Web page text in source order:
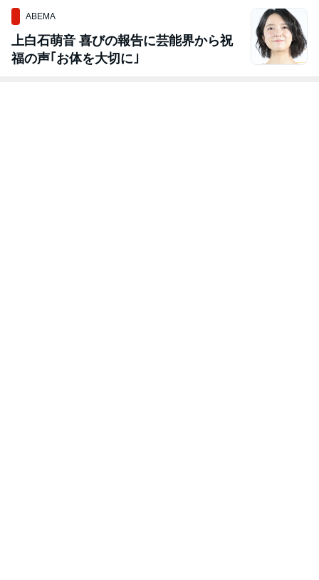
ABEMA
上白石萌音 喜びの報告に芸能界から祝
福の声｢お体を大切に｣